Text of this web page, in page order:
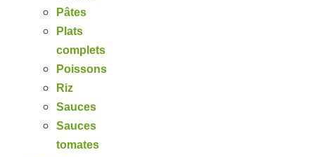
Pâtes
Plats
complets
Poissons
Riz
Sauces
Sauces
tomates